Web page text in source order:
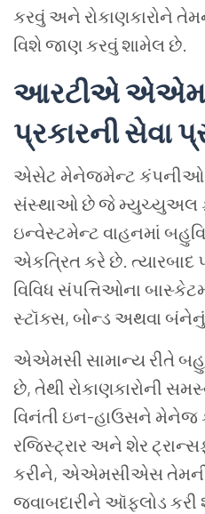
કરવું અને રોકાણકારોને
વિશે જાણ કરવું શામેલ છે.
આરટીએ
પ્રકારની સેવા
એસેટ મેનેજમેન્ટ
સંસ્થાઓ છે જે મ્યુચ્યુઅલ
ઇન્વેસ્ટમેન્ટ વાહનમાં
એકત્રિત કરે છે. ત્યારબાદ
વિવિધ સંપત્તિઓના
સ્ટૉક્સ, બોન્ડ અથવા
એએમસી સામાન્ય રીતે
છે, તેથી રોકાણકારોની
વિનંતી ઇન-હાઉસને મેનેજ
રજિસ્ટ્રાર અને શેર
કરીને, એએમસીએસ તેમની
જવાબદારીને ઑફલોડ